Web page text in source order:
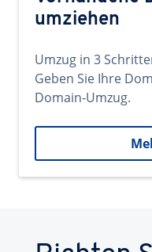
umziehen
Umzug in 3
Geben Sie Ihre
Domain-Umzug.